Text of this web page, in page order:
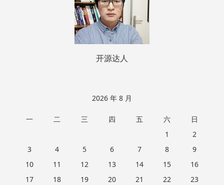
开源达人
2026 年 8 月
一 二 三 四 五 六
日
1
2
3
4 5 6 7 8
9
10
11 12 13 14 15
16
17
18 19 20 21 22
23